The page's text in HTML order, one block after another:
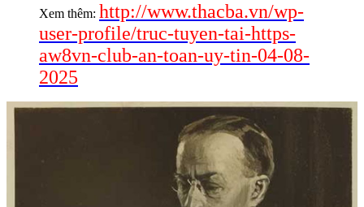
Xem thêm: http://www.thacba.vn/wp-
user-profile/truc-tuyen-tai-https-
aw8vn-club-an-toan-uy-tin-04-08-
2025